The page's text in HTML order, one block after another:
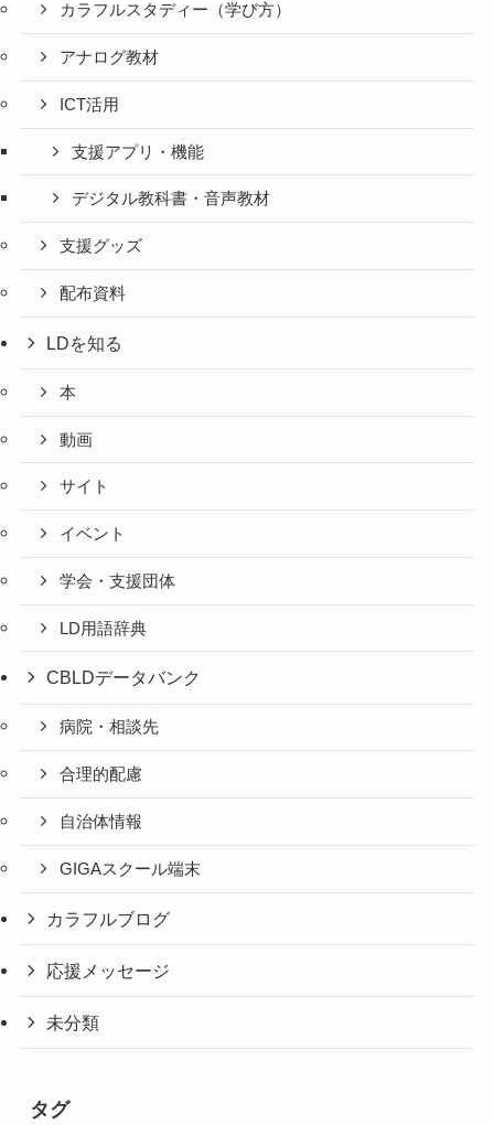
カラフルスタディー（学び方）
アナログ教材
ICT活用
支援アプリ・機能
デジタル教科書・音声教材
支援グッズ
配布資料
LDを知る
本
動画
サイト
イベント
学会・支援団体
LD用語辞典
CBLDデータバンク
病院・相談先
合理的配慮
自治体情報
GIGAスクール端末
カラフルブログ
応援メッセージ
未分類
タグ